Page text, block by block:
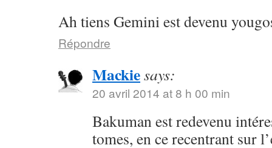
Ah tiens Gemini est devenu
Répondre
Mackiesays:
20 avril 2014 at 8 h 00 min
Bakuman est redevenu
tomes, en ce recentrant sur